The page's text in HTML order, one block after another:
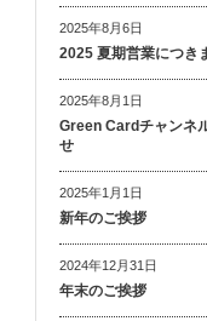
2025年8月6日
2025 夏期営業につき
2025年8月1日
Green Cardチャンネ
せ
2025年1月1日
新年のご挨拶
2024年12月31日
年末のご挨拶